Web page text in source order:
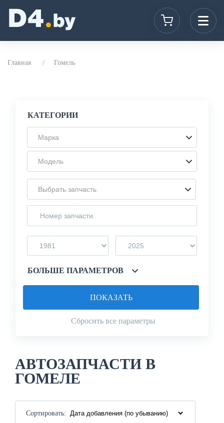
Главная Гомель
КАТЕГОРИИ
Марка
Модель
Выбрать запчасть
БОЛЬШЕ ПАРАМЕТРОВ
Сбросить все параметры
ПОКАЗАТЬ
АВТОЗАПЧАСТИ В
ГОМЕЛЕ
Сортировать: